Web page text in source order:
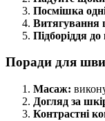
Посмішка
Витягування
Підборіддя до
Поради для
Масаж:
Догляд за
Контрастні